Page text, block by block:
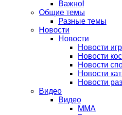
вкладке)
новой
вкладке)
Важно!
Общие темы
Разные темы
Новости
Новости
Новости
Новости
Новости
Новости
Новости
Видео
Видео
ММА